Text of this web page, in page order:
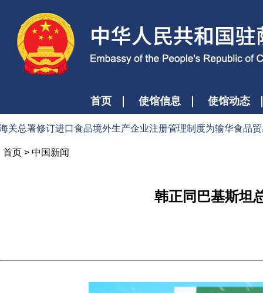
首页 使馆信息 使馆动态
总署修订进口食品境外生产企业注册管理制度为输华食品贸
首页 > 中国新闻
韩正同巴基斯坦